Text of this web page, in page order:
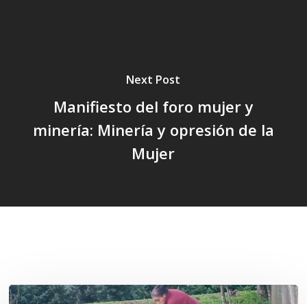
Next Post
Manifiesto del foro mujer y
minería: Minería y opresión de la
Mujer
«La